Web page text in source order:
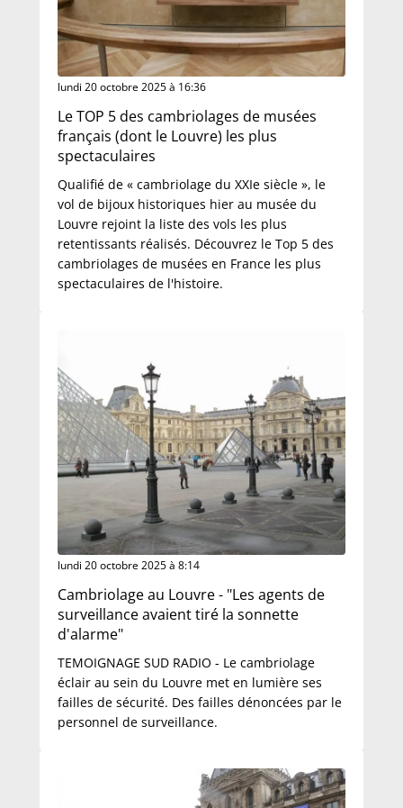
lundi 20 octobre 2025 à 16:36
Le TOP 5 des cambriolages de musées
français (dont le Louvre) les plus
spectaculaires
Qualifié de « cambriolage du XXIe siècle », le
vol de bijoux historiques hier au musée du
Louvre rejoint la liste des vols les plus
retentissants réalisés. Découvrez le Top 5 des
cambriolages de musées en France les plus
spectaculaires de l'histoire.
lundi 20 octobre 2025 à 8:14
Cambriolage au Louvre - "Les agents de
surveillance avaient tiré la sonnette
d'alarme"
TEMOIGNAGE SUD RADIO - Le cambriolage
éclair au sein du Louvre met en lumière ses
failles de sécurité. Des failles dénoncées par le
personnel de surveillance.